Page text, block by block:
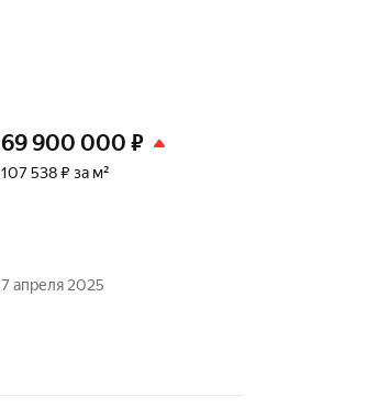
69 900 000 ₽
107 538 ₽ за м²
7 апреля 2025